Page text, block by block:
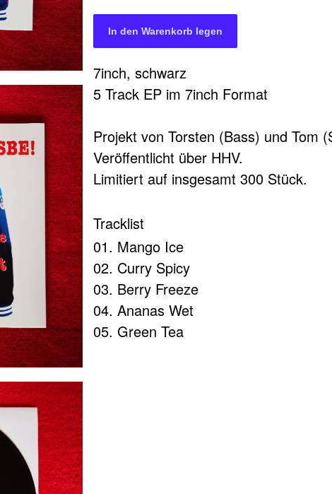
7inch, schwarz
5 Track EP im 7inch Format
Projekt von Torsten (Bass) und Tom
Veröffentlicht über HHV.
Limitiert auf insgesamt 300 Stück.
Tracklist
01. Mango Ice
02. Curry Spicy
03. Berry Freeze
04. Ananas Wet
05. Green Tea
reserviert.
Schellenbach Experiment! - Yummy EP